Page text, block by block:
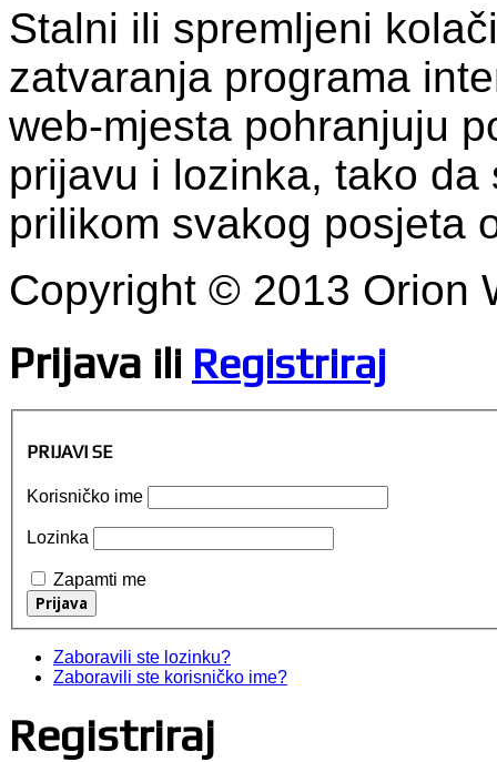
Stalni ili spremljeni
zatvaranja programa
web-mjesta pohranjuju
prijavu i lozinka, tako
prilikom svakog posjeta
Copyright © 2013 Orion
Prijava ili Registriraj
PRIJAVI SE
Korisničko ime
Lozinka
Zapamti me
Zaboravili ste lozinku?
Zaboravili ste korisničko ime?
Registriraj